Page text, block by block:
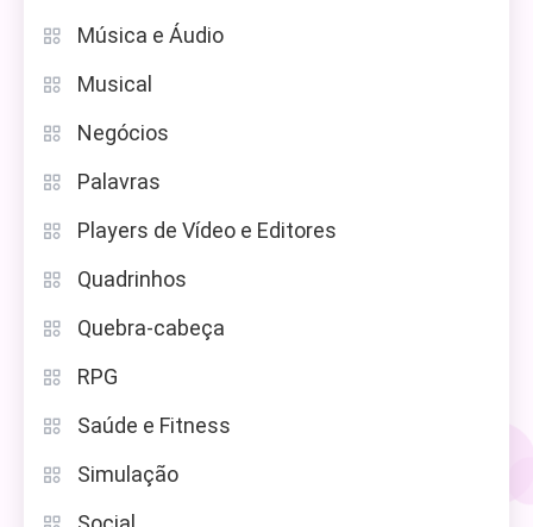
Música e Áudio
Musical
Negócios
Palavras
Players de Vídeo e Editores
Quadrinhos
Quebra-cabeça
RPG
Saúde e Fitness
Simulação